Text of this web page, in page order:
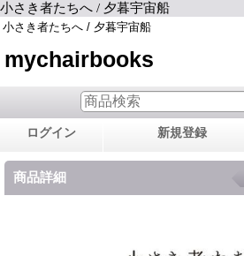
小さき者たちへ / 夕暮宇宙船
小さき者たちへ / 夕暮宇宙船
mychairbooks
ログイン 新規登録
商品詳細